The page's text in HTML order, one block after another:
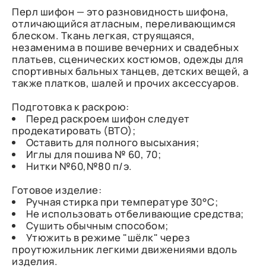
Перл шифон — это разновидность шифона,
отличающийся атласным, переливающимся
блеском. Ткань легкая, струящаяся,
незаменима в пошиве вечерних и свадебных
платьев, сценических костюмов, одежды для
спортивных бальных танцев, детских вещей, а
также платков, шалей и прочих аксессуаров.
Подготовка к раскрою:
Перед раскроем шифон следует
продекатировать (ВТО);
Оставить для полного высыхания;
Иглы для пошива № 60, 70;
Нитки №60,№80 п/э.
Готовое изделие:
Ручная стирка при температуре 30°С;
Не использовать отбеливающие средства;
Сушить обычным способом;
Утюжить в режиме "шёлк" через
проутюжильник легкими движениями вдоль
изделия.